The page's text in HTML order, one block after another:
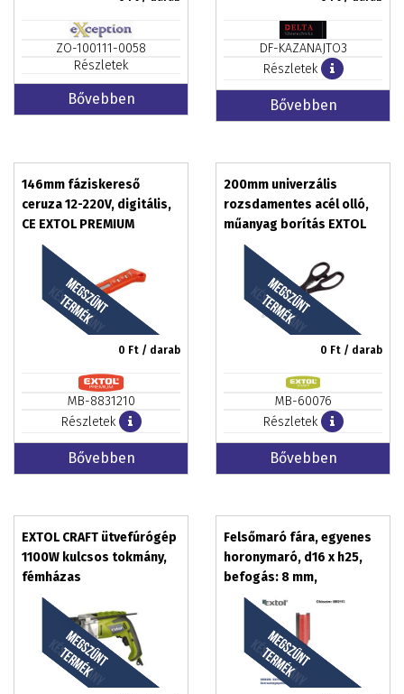
ZO-100111-0058
Részletek
Bővebben
DF-KAZANAJTO3
Részletek
Bővebben
146mm fáziskereső
ceruza 12-220V, digitális,
CE EXTOL PREMIUM
0 Ft / darab
MB-8831210
Részletek
Bővebben
200mm univerzális
rozsdamentes acél olló,
műanyag borítás EXTOL
0 Ft / darab
MB-60076
Részletek
Bővebben
EXTOL CRAFT ütvefúrógép
1100W kulcsos tokmány,
fémházas
Felsőmaró fára, egyenes
horonymaró, d16 x h25,
befogás: 8 mm,
keményfém lapkás